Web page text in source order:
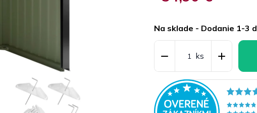
cena:
Na sklade - Dodanie 1-3